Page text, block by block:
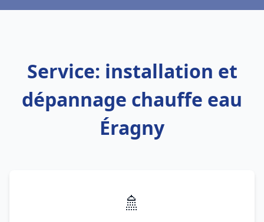
Service: installation et
dépannage chauffe eau
Éragny
🚿